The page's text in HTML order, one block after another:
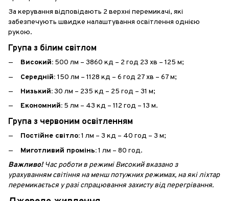
За керування відповідають 2 верхні перемикачі, які
забезпечують швидке налаштування освітлення однією
рукою.
Група з білим світлом
Високий: 500 лм – 3860 кд – 2 год 23 хв – 125 м;
Середній: 150 лм – 1128 кд – 6 год 27 хв – 67 м;
Низький:30 лм – 235 кд – 25 год – 31 м;
Економний: 5 лм – 43 кд – 112 год – 13 м.
Група з червоним освітленням
Постійне світло:1 лм – 3 кд – 40 год – 3 м;
Миготливий промінь:1 лм – 80 год.
Важливо!Час роботи в режимі Високий вказано з
урахуванням світіння на менш потужних режимах, на які ліхтар
перемикається у разі спрацювання захисту від перегрівання.